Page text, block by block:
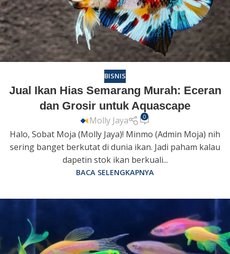
BISNIS
Jual Ikan Hias Semarang Murah: Eceran
dan Grosir untuk Aquascape
Molly Jaya 0
Halo, Sobat Moja (Molly Jaya)! Minmo (Admin Moja) nih
sering banget berkutat di dunia ikan. Jadi paham kalau
dapetin stok ikan berkuali...
BACA SELENGKAPNYA